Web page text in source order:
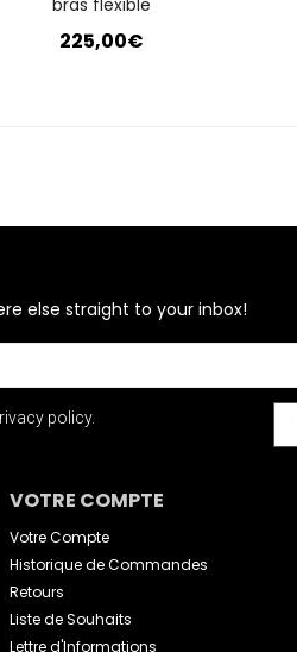
bras flexible
225,00€
else straight to your inbox!
policy.
VOTRE COMPTE
Votre Compte
Historique de Commandes
Retours
Liste de Souhaits
Lettre d'Informations